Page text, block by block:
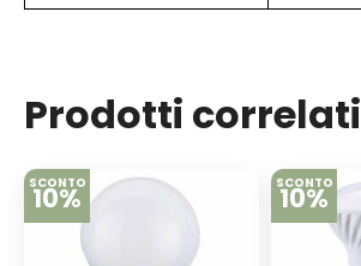
Prodotti correlati
SCONTO
10% SCONTO
10%